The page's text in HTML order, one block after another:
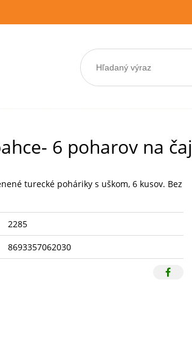
6 poharov na čaj
turecké poháriky s uškom, 6 kusov. Bez
2285
8693357062030